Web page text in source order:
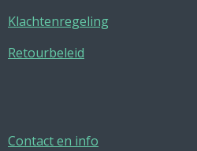
Klachtenregeling
Retourbeleid
Contact en info